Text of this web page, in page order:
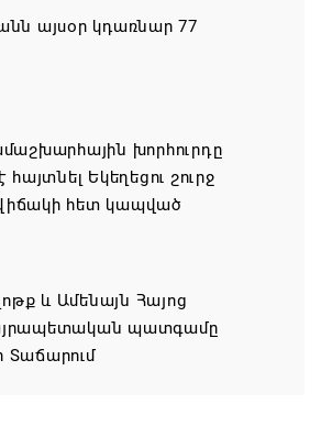
այսօր կդառնար 77
խորհուրդը
հայտնել Եկեղեցու շուրջ
հետ կապված
և Ամենայն Հայոց
պատգամը
Տաճարում